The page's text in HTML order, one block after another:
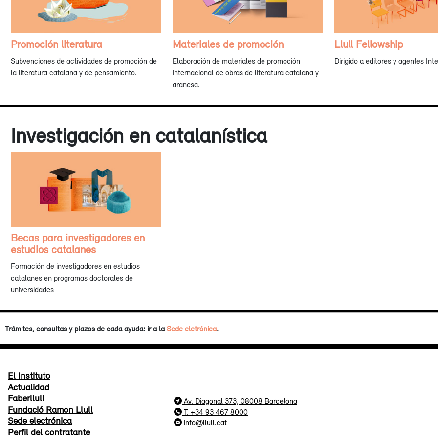
Promoción literatura
Subvenciones de actividades de promoción de
la literatura catalana y de pensamiento.
Materiales de promoción
Elaboración de materiales de promoción
internacional de obras de literatura catalana y
aranesa.
Llull Fellowship
Dirigido a editores y agentes
Investigación en catalanística
Becas para investigadores en
estudios catalanes
Formación de investigadores en estudios
catalanes en programas doctorales de
universidades
Trámites, consultas y plazos de cada ayuda: ir a la Sede eletrónica.
El Instituto
Actualidad
Faberllull
Fundació Ramon Llull
Sede electrónica
Perfil del contratante
Av. Diagonal 373, 08008 Barcelona
T. +34 93 467 8000
info@llull.cat